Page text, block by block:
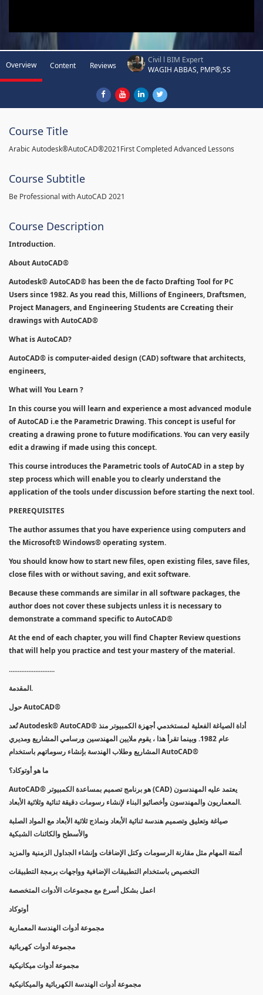
Overview Content Reviews
Civil l BIM Expert
WAGIH ABBAS, PMP®,SS
Course Title
Arabic Autodesk®AutoCAD®2021First Completed Advanced Lessons
Course Subtitle
Be Professional with AutoCAD 2021
Course Description
Introduction.
About AutoCAD®
Autodesk® AutoCAD® has been the de facto Drafting Tool for PC
Users since 1982. As you read this, Millions of Engineers, Draftsmen,
Project Managers, and Engineering Students are Ccreating their
drawings with AutoCAD®
What is AutoCAD?
AutoCAD® is computer-aided design (CAD) software that architects,
engineers,
What will You Learn ?
In this course you will learn and experience a most advanced module
of AutoCAD i.e the Parametric Drawing. This concept is useful for
creating a drawing prone to future modifications. You can very easily
edit a drawing if made using this concept.
This course introduces the Parametric tools of AutoCAD in a step by
step process which will enable you to clearly understand the
application of the tools under discussion before starting the next tool.
PREREQUISITES
The author assumes that you have experience using computers and
the Microsoft® Windows® operating system.
You should know how to start new files, open existing files, save files,
close files with or without saving, and exit software.
Because these commands are similar in all software packages, the
author does not cover these subjects unless it is necessary to
demonstrate a command specific to AutoCAD®
At the end of each chapter, you will find Chapter Review questions
that will help you practice and test your mastery of the material.
..........................
المقدمة.
حول AutoCAD®
تُعد Autodesk® AutoCAD® أداة الصياغة الفعلية لمستخدمي أجهزة الكمبيوتر منذ
عام 1982. وبينما تقرأ هذا ، يقوم ملايين المهندسين ورسامي المشاريع ومديري
المشاريع وطلاب الهندسة بإنشاء رسوماتهم باستخدام AutoCAD®
ما هو أوتوكاد؟
AutoCAD® هو برنامج تصميم بمساعدة الكمبيوتر (CAD) يعتمد عليه المهندسون
المعماريون والمهندسون وأخصائيو البناء لإنشاء رسومات دقيقة ثنائية وثلاثية الأبعاد.
صياغة وتعليق وتصميم هندسة ثنائية الأبعاد ونماذج ثلاثية الأبعاد مع المواد الصلبة
والأسطح والكائنات الشبكية
أتمتة المهام مثل مقارنة الرسومات وكتل الإضافات وإنشاء الجداول الزمنية والمزيد
التخصيص باستخدام التطبيقات الإضافية وواجهات برمجة التطبيقات
اعمل بشكل أسرع مع مجموعات الأدوات المتخصصة
أوتوكاد
مجموعة أدوات الهندسة المعمارية
مجموعة أدوات كهربائية
مجموعة أدوات ميكانيكية
مجموعة أدوات الهندسة الكهربائية والميكانيكية